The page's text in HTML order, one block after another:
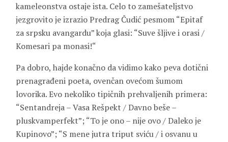
kameleonstva ostaje ista. Celo to zamešateljstvo
jezgrovito je izrazio Predrag Čudić pesmom “Epitaf
za srpsku avangardu” koja glasi: “Suve šljive i orasi /
Komesari pa monasi!“
Pa dobro, hajde konačno da vidimo kako peva dotični
prenagrađeni poeta, ovenčan ovećom šumom
lovorika. Evo nekoliko tipičnih prehvaljenih primera:
“Sentandreja – Vasa Rešpekt / Davno beše –
pluskvamperfekt”; “To je ono – nije ovo / Daleko je
Kupinovo”; “S mene jutra triput sviću / i osvanu u